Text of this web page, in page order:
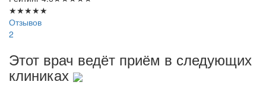
★★★★★
Отзывов
2
Этот врач ведёт приём в следующих
клиниках